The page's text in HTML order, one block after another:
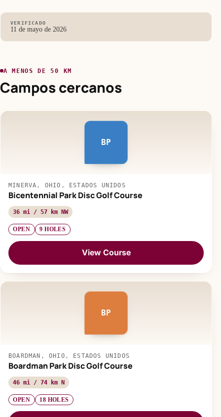
VERIFICADO
11 de mayo de 2026
A MENOS DE 50 KM
Campos cercanos
BP
MINERVA, OHIO, ESTADOS UNIDOS
Bicentennial Park Disc Golf Course
36 mi / 57 km NW
OPEN 9 HOLES
View Course
BP
BOARDMAN, OHIO, ESTADOS UNIDOS
Boardman Park Disc Golf Course
46 mi / 74 km N
OPEN 18 HOLES